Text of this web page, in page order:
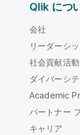
Qlik につ
会社
リーダーシ
社会貢献活動
ダイバーシテ
Academic
パートナー
キャリア